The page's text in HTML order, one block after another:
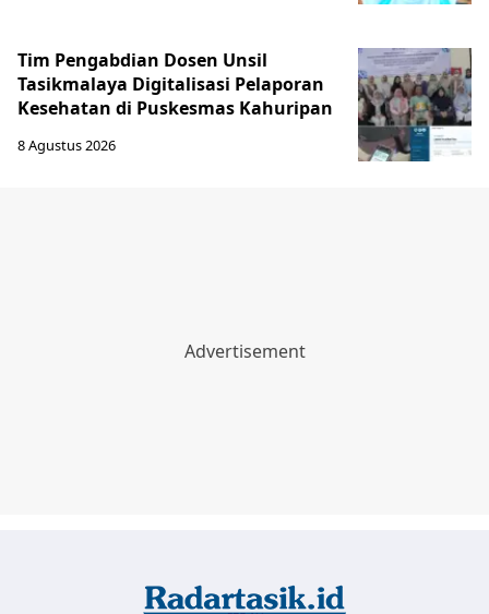
Tim Pengabdian Dosen Unsil
Tasikmalaya Digitalisasi Pelaporan
Kesehatan di Puskesmas Kahuripan
8 Agustus 2026